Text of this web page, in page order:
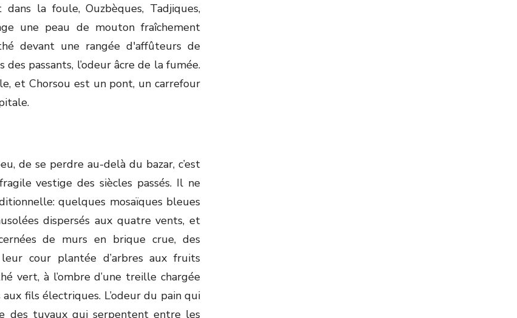
la foule, Ouzbèques, Tadjiques,
une peau de mouton fraîchement
devant une rangée d'affûteurs de
des passants, l’odeur âcre de la fumée.
et Chorsou est un pont, un carrefour
de se perdre au-delà du bazar, c’est
vestige des siècles passés. Il ne
quelques mosaïques bleues
dispersés aux quatre vents, et
de murs en brique crue, des
cour plantée d’arbres aux fruits
vert, à l’ombre d’une treille chargée
fils électriques. L’odeur du pain qui
des tuyaux qui serpentent entre les